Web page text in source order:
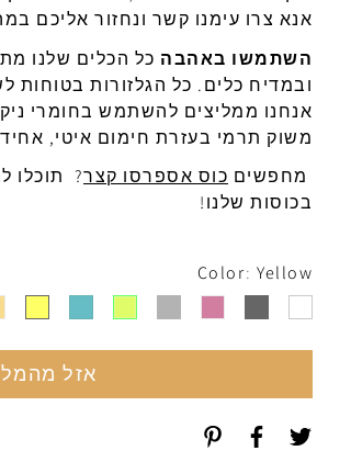
אנא צרו עימנו קשר ונחזור אליכם
השתמשו באהבה כל הכלים שלנו
ובמדיח כלים. כל הגלזורות בטוחות
אנחנו ממליצים להשתמש בחומרי
משוק תרמי בעזרת חימום איטי, אחיד
מחפשים כוס אספרסו קצר? תוכלו
בכוסות שלנו!
Color Yellow
אזל